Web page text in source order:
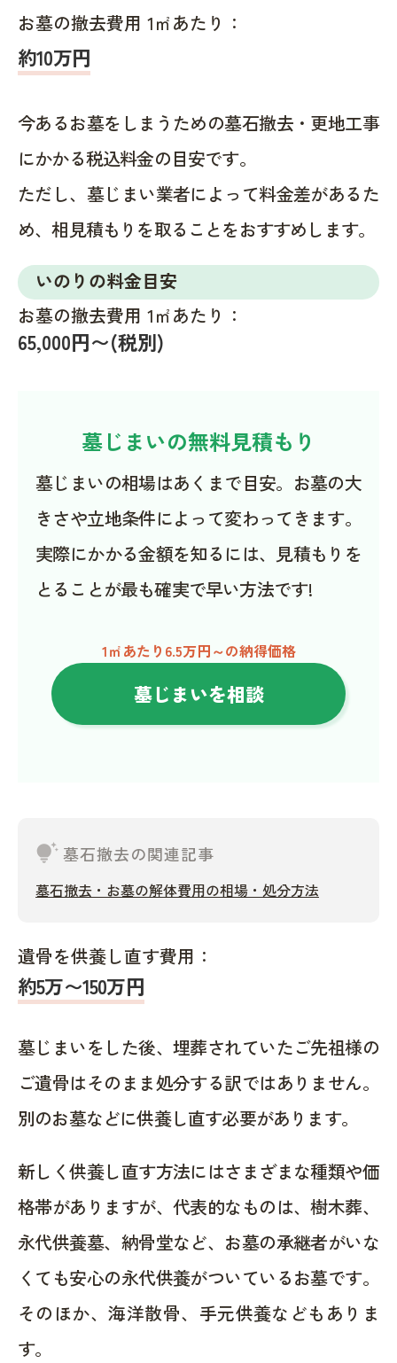
お墓の撤去費用 1㎡あたり：
約10万円
今あるお墓をしまうための墓石撤去・更地工事
にかかる税込料金の目安です。
ただし、墓じまい業者によって料金差があるた
め、相見積もりを取ることをおすすめします。
いのりの料金目安
お墓の撤去費用 1㎡あたり：
65,000円〜(税別)
墓じまいの無料見積もり
墓じまいの相場はあくまで目安。お墓の大
きさや立地条件によって変わってきます。
実際にかかる金額を知るには、見積もりを
とることが最も確実で早い方法です!
1㎡あたり6.5万円～の納得価格
墓じまいを相談
tips_and_updates墓石撤去の関連記事
墓石撤去・お墓の解体費用の相場・処分方法
遺骨を供養し直す費用：
約5万〜150万円
墓じまいをした後、埋葬されていたご先祖様の
ご遺骨はそのまま処分する訳ではありません。
別のお墓などに供養し直す必要があります。
新しく供養し直す方法にはさまざまな種類や価
格帯がありますが、代表的なものは、樹木葬、
永代供養墓、納骨堂など、お墓の承継者がいな
くても安心の永代供養がついているお墓です。
そのほか、海洋散骨、手元供養などもありま
す。